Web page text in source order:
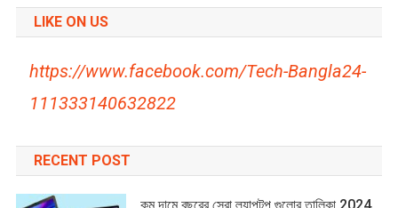
LIKE ON US
https://www.facebook.com/Tech-Bangla24-
111333140632822
RECENT POST